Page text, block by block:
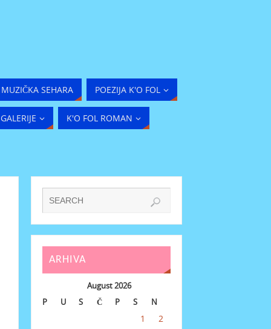
MUZIČKA SEHARA POEZIJA K'O FOL
GALERIJE K'O FOL ROMAN
ARHIVA
August 2026
P
U S Č P S N
1
2